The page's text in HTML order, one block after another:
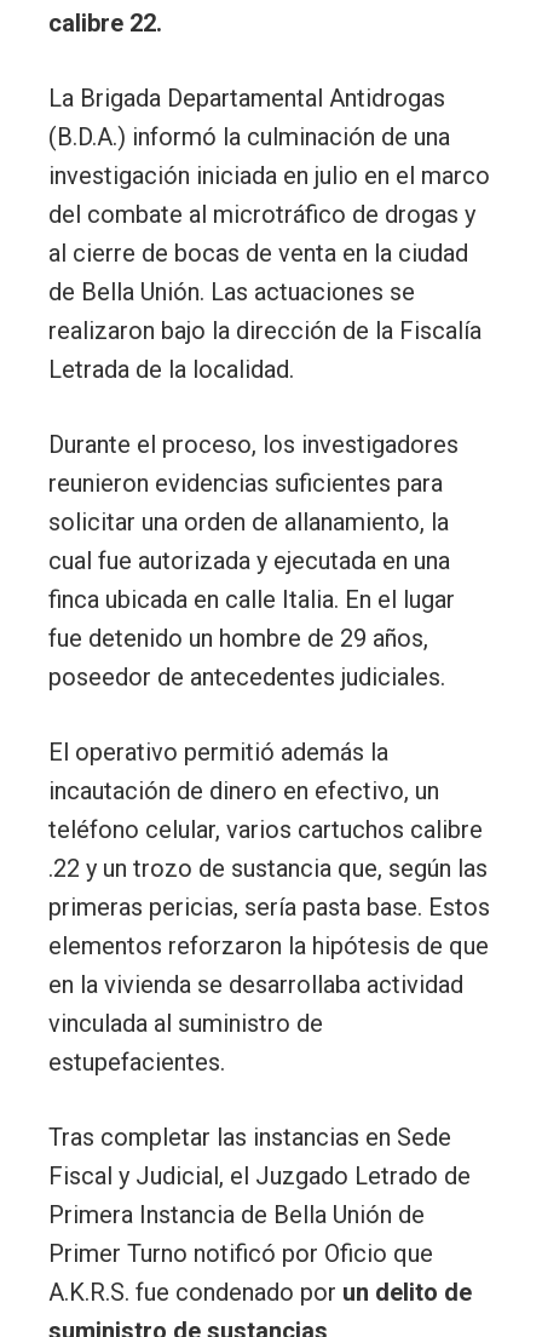
calibre 22.
La Brigada Departamental Antidrogas
(B.D.A.) informó la culminación de una
investigación iniciada en julio en el marco
del combate al microtráfico de drogas y
al cierre de bocas de venta en la ciudad
de Bella Unión. Las actuaciones se
realizaron bajo la dirección de la Fiscalía
Letrada de la localidad.
Durante el proceso, los investigadores
reunieron evidencias suficientes para
solicitar una orden de allanamiento, la
cual fue autorizada y ejecutada en una
finca ubicada en calle Italia. En el lugar
fue detenido un hombre de 29 años,
poseedor de antecedentes judiciales.
El operativo permitió además la
incautación de dinero en efectivo, un
teléfono celular, varios cartuchos calibre
.22 y un trozo de sustancia que, según las
primeras pericias, sería pasta base. Estos
elementos reforzaron la hipótesis de que
en la vivienda se desarrollaba actividad
vinculada al suministro de
estupefacientes.
Tras completar las instancias en Sede
Fiscal y Judicial, el Juzgado Letrado de
Primera Instancia de Bella Unión de
Primer Turno notificó por Oficio que
A.K.R.S. fue condenado por un delito de
suministro de sustancias